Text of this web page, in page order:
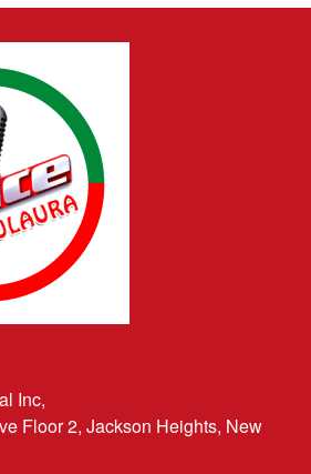
Inc,
Floor 2, Jackson Heights, New